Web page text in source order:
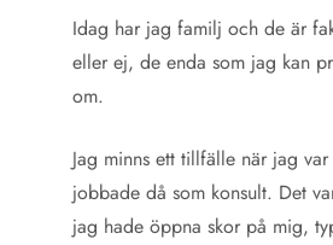
Idag har jag familj och de är
eller ej, de enda som jag kan
om.
Jag minns ett tillfälle när jag
jobbade då som konsult. Det
jag hade öppna skor på mig,